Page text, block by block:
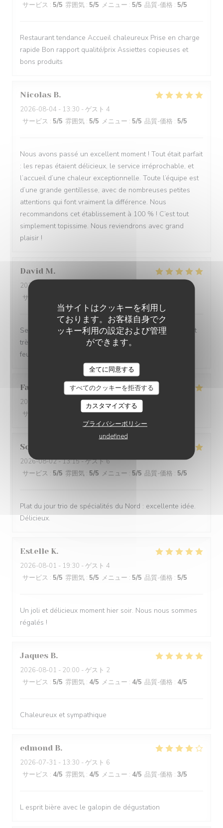
当サイトはクッキーを利用し
ております。お客様自身でク
ッキー利用の設定および管理
ができます。
全てに同意する
すべてのクッキーを拒否する
カスタマイズする
プライバシーポリシー
undefined
サービス : 5/5 雰囲気 : 5/5 メニュー : 5/5 品質-価格 : 5/5
Restaurant tendance Accueil chaleureux Prise en charge
rapide Bon rapport qualité/prix Assiettes copieuses et
bons produits
Nicolas B
2026-08-04 - 13:30 - ゲスト 4
サービス : 5/5 雰囲気 : 5/5 メニュー : 5/5 品質-価格 : 5/5
Nous avons passé un excellent moment ! Tout était parfait
: les repas étaient délicieux, le service irréprochable, et
l’accueil d’une chaleur exceptionnelle. Toute l’équipe est
d’une grande gentillesse, avec de nombreuses petites
attentions qui font vraiment la différence. Nous
recommandons cet établissement à 100 % ! C’est tout
simplement topissime. Nous reviendrons avec grand
plaisir !
David M
2026-08-04
サービス
Service impeccable et convivial. Nourriture excellente et
très copieuse. Je recommande particulièrement le mille
feuille à la crème noisette-vanille. Un délice 😋
Famille
2026-08-02
- 12:15 - ゲスト 5
サービス
雰囲気:5/5 メニュー:5/5
Sophie
2026-08-02- 13:15 - ゲスト 6
サービス : 5/5 雰囲気 : 5/5 メニュー : 5/5 品質-価格 : 5/5
Plat du jour trio de spécialités du Nord : excellente idée.
Délicieux.
Estelle K
2026-08-01 - 19:30 - ゲスト 4
サービス : 5/5 雰囲気 : 5/5 メニュー : 5/5 品質-価格 : 5/5
Un joli et délicieux moment hier soir. Nous nous sommes
régalés !
Jaques B
2026-08-01 - 20:00 - ゲスト 2
サービス : 5/5 雰囲気 : 4/5 メニュー : 4/5 品質-価格 : 4/5
Chaleureux et sympathique
edmond B
2026-07-31 - 13:30 - ゲスト 6
サービス : 4/5 雰囲気 : 4/5 メニュー : 4/5 品質-価格 : 3/5
L esprit bière avec le galopin de dégustation